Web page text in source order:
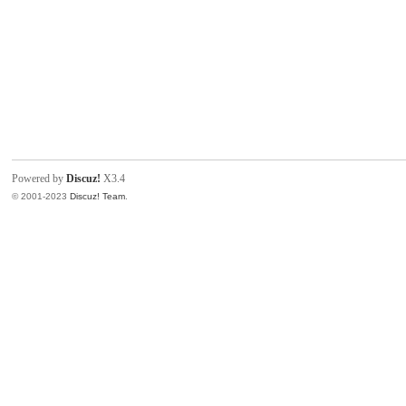
Powered byDiscuz! X3.4
© 2001-2023Discuz! Team